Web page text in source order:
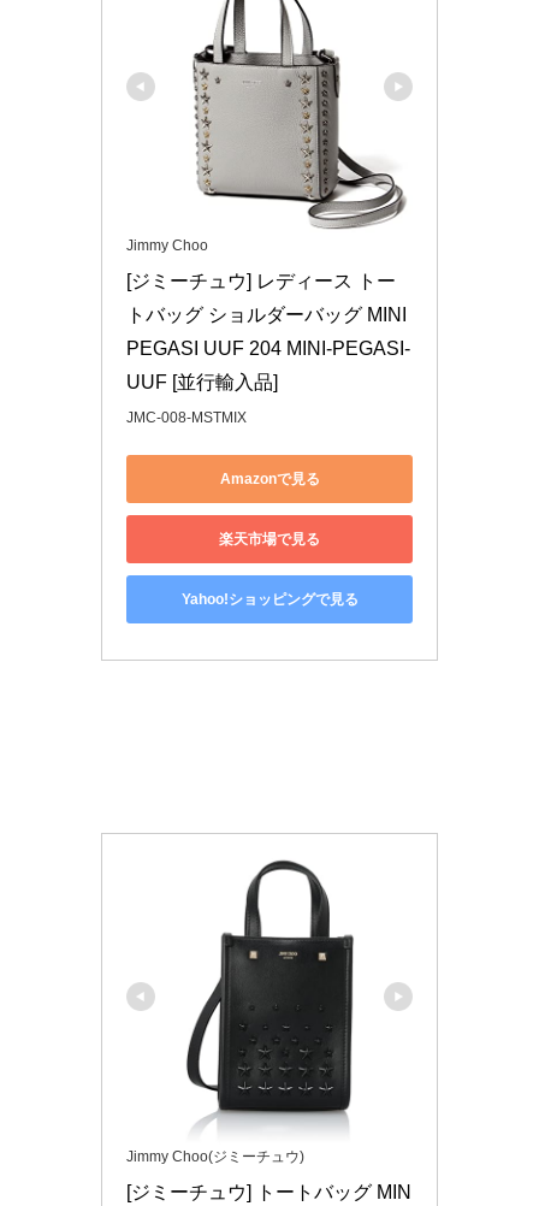
Jimmy Choo
[ジミーチュウ] レディース トー
トバッグ ショルダーバッグ MINI
PEGASI UUF 204 MINI-PEGASI-
UUF [並行輸入品]
JMC-008-MSTMIX
Amazonで見る
楽天市場で見る
Yahoo!ショッピングで見る
Jimmy Choo(ジミーチュウ)
[ジミーチュウ] トートバッグ MIN